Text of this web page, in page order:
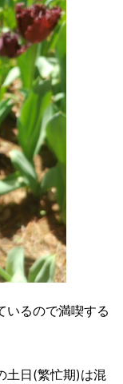
いるので満喫する
土日(繁忙期)は混